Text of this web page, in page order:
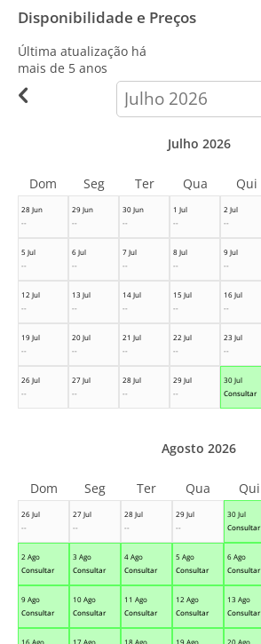
Disponibilidade e Preços
Última atualização há
mais de 5 anos
calendar-
month
28 Jun
--
29 Jun
--
30 Jun
--
1 Jul
--
2 Jul
--
5 Jul
--
6 Jul
--
7 Jul
--
8 Jul
--
9 Jul
--
12 Jul
--
13 Jul
--
14 Jul
--
15 Jul
--
16 Jul
--
19 Jul
--
20 Jul
--
21 Jul
--
22 Jul
--
23 Jul
--
26 Jul
--
27 Jul
--
28 Jul
--
29 Jul
--
30 Jul
Consultar
Julho 2026
Dom Seg Ter Qua Qui
26 Jul
--
27 Jul
--
28 Jul
--
29 Jul
--
30 Jul
Consultar
2 Ago
Consultar
3 Ago
Consultar
4 Ago
Consultar
5 Ago
Consultar
6 Ago
Consultar
9 Ago
Consultar
10 Ago
Consultar
11 Ago
Consultar
12 Ago
Consultar
13 Ago
Consultar
16 Ago
17 Ago
18 Ago
19 Ago
20 Ago
Agosto 2026
Dom Seg Ter Qua Qui